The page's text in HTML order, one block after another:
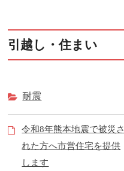
引越し・住まい
耐震
令和8年熊本地震で被災さ
れた方へ市営住宅を提供
します